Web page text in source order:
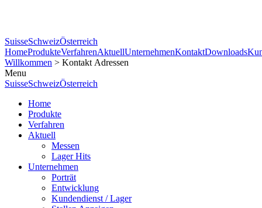
SuisseSchweizÖsterreich
HomeProdukteVerfahrenAktuellUnternehmenKontaktDownloads
Willkommen > Kontakt Adressen
Menu
SuisseSchweizÖsterreich
Home
Produkte
Verfahren
Aktuell
Messen
Lager Hits
Unternehmen
Porträt
Entwicklung
Kundendienst / Lager